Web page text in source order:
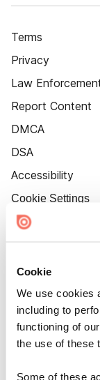
Cookie
We use cookies
including to
functioning of
the use of these
Some of these
Terms
Privacy
Law
Report Content
DMCA
DSA
Accessibility
Cookie Settings